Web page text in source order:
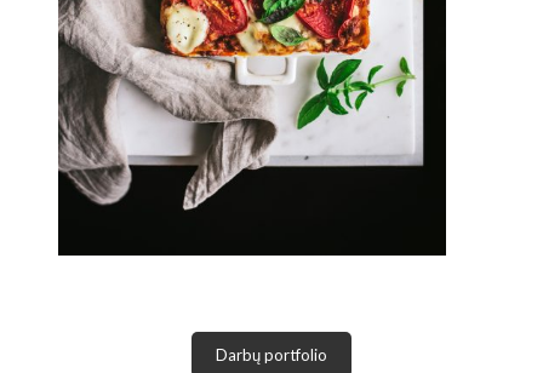
Darbų portfolio